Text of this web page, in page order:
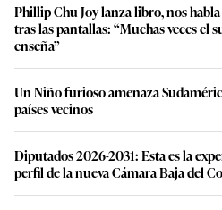
Phillip Chu Joy lanza libro, nos
tras las pantallas: “Muchas veces el
enseña”
Un Niño furioso amenaza
países vecinos
Diputados 2026-2031: Esta es la
perfil de la nueva Cámara Baja del